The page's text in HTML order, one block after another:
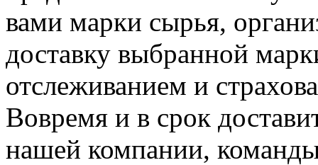
вами марки сырья,
доставку выбранной
отслеживанием и
Вовремя и в срок
нашей компании,